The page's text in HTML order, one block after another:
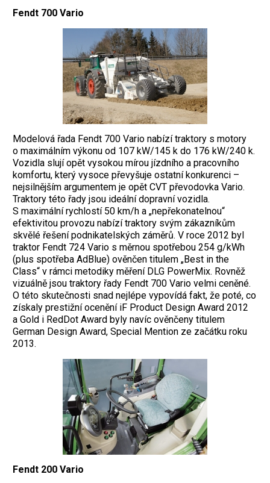
Fendt 700 Vario
Modelová řada Fendt 700 Vario nabízí traktory s motory
o maximálním výkonu od 107 kW/145 k do 176 kW/240 k.
Vozidla slují opět vysokou mírou jízdního a pracovního
komfortu, který vysoce převyšuje ostatní konkurenci –
nejsilnějším argumentem je opět CVT převodovka Vario.
Traktory této řady jsou ideální dopravní vozidla.
S maximální rychlostí 50 km/h a „nepřekonatelnou“
efektivitou provozu nabízí traktory svým zákazníkům
skvělé řešení podnikatelských záměrů. V roce 2012 byl
traktor Fendt 724 Vario s měrnou spotřebou 254 g/kWh
(plus spotřeba AdBlue) ověnčen titulem „Best in the
Class“ v rámci metodiky měření DLG PowerMix. Rovněž
vizuálně jsou traktory řady Fendt 700 Vario velmi ceněné.
O této skutečnosti snad nejlépe vypovídá fakt, že poté, co
získaly prestižní ocenění iF Product Design Award 2012
a Gold i RedDot Award byly navíc ověnčeny titulem
German Design Award, Special Mention ze začátku roku
2013.
Fendt 200 Vario